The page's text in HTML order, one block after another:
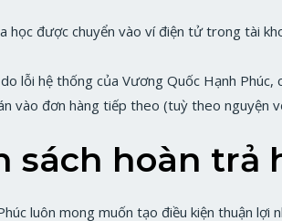
học được chuyển vào ví điện tử trong tài
lỗi hệ thống của Vương Quốc Hạnh
vào đơn hàng tiếp theo (tuỳ theo nguyện
sách hoàn trả
luôn mong muốn tạo điều kiện thuận